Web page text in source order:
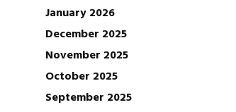
January 2026
December 2025
November 2025
October 2025
September 2025